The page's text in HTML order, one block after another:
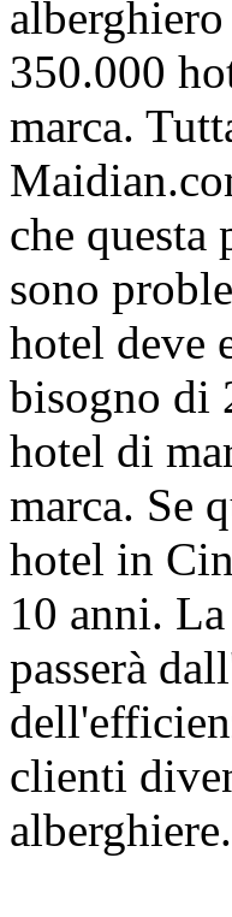
350.000
marca.
che questa
sono
hotel deve
bisogno di
hotel di
marca. Se
hotel in
10 anni.
passerà
clienti
alberghiere.